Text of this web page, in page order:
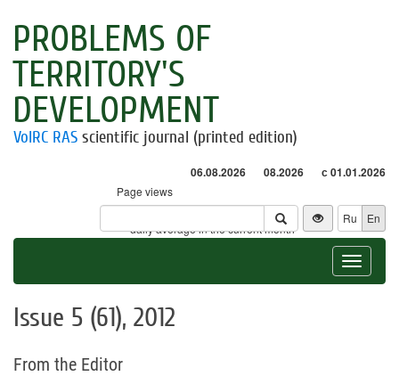
PROBLEMS OF
TERRITORY'S
DEVELOPMENT
VolRC RAS scientific journal (printed edition)
06.08.2026 08.2026 с 01.01.2026
Page views
Visitors
* - daily average in the current month
Ru En
Toggle
Issue 5 (61), 2012
From the Editor